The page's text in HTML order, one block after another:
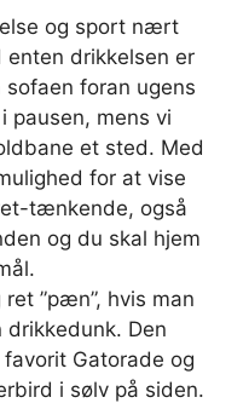
og sport nært
drikkelsen er
foran ugens
pausen, mens vi
et sted. Med
for at vise
tænkende, også
og du skal hjem
”pæn”, hvis man
Den
Gatorade og
i sølv på siden.